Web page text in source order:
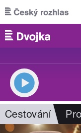
Přejít k hlavnímu
Cestování